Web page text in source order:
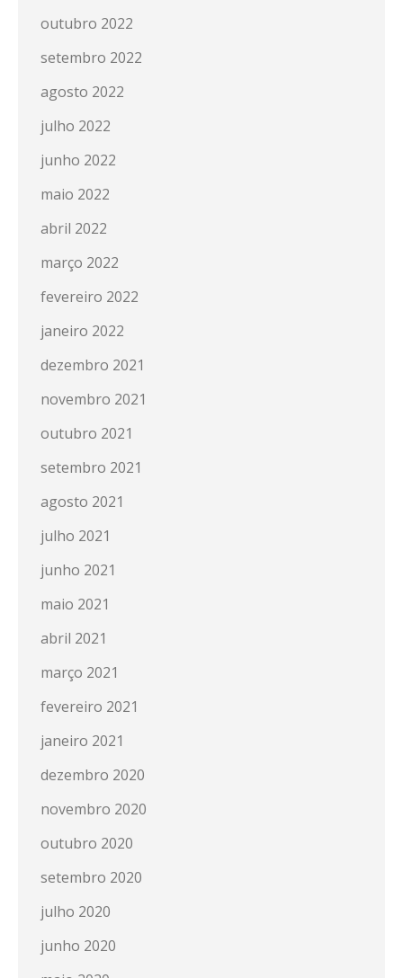
outubro 2022
setembro 2022
agosto 2022
julho 2022
junho 2022
maio 2022
abril 2022
março 2022
fevereiro 2022
janeiro 2022
dezembro 2021
novembro 2021
outubro 2021
setembro 2021
agosto 2021
julho 2021
junho 2021
maio 2021
abril 2021
março 2021
fevereiro 2021
janeiro 2021
dezembro 2020
novembro 2020
outubro 2020
setembro 2020
julho 2020
junho 2020